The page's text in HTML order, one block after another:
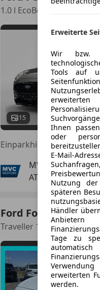
1.0 l EcoBoost Hybrid
15
MVC Motors 14
AT-1140 Wien
Ford Focus
Traveller 1,5 EcoBlue ST-
Erweiterte
Wir bzw.
Tools auf
Ihnen
oder
E-Mail-
Nutzung
späteren
Händler
Tage zu
erweiterten
werden.